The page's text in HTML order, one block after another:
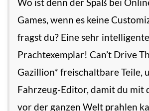
Wo ist denn der Spaß bei
Games, wenn es keine
fragst du? Eine sehr
Prachtexemplar! Can’t Drive
Gazillion* freischaltbare Teile,
Fahrzeug-Editor, damit du mit
vor der ganzen Welt prahlen